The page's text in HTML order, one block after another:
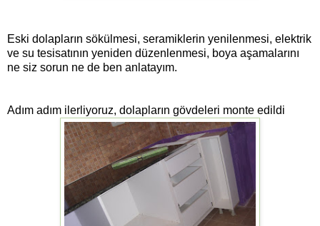
Eski dolapların sökülmesi, seramiklerin yenilenmesi, elektrik
ve su tesisatının yeniden düzenlenmesi, boya aşamalarını
ne siz sorun ne de ben anlatayım.
Adım adım ilerliyoruz, dolapların gövdeleri monte edildi